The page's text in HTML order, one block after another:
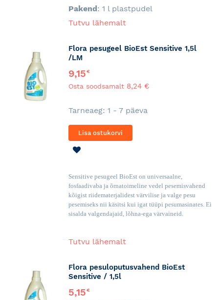
Pakend : 1 l plastpudel
Tutvu lähemalt
Flora pesugeel BioEst Sensitive 1,5l
/LM
9,15€
Osta soodsamalt 8,24 €
Tarneaeg: 1 - 7 päeva
Lisa ostukorvi
Sensitive pesugeel BioEst on universaalne,
fosfaadivaba ja õrnatoimeline vedel pesemisvahend
kõigist riidematerjalidest värvilise ja valge pesu
pesemiseks nii käsitsi kui igat tüüpi pesumasinates. Ei
sisalda valgendajaid, lõhna-ega värvaineid.
Tutvu lähemalt
Flora pesuloputusvahend BioEst
Sensitive / 1,5l
5,15€